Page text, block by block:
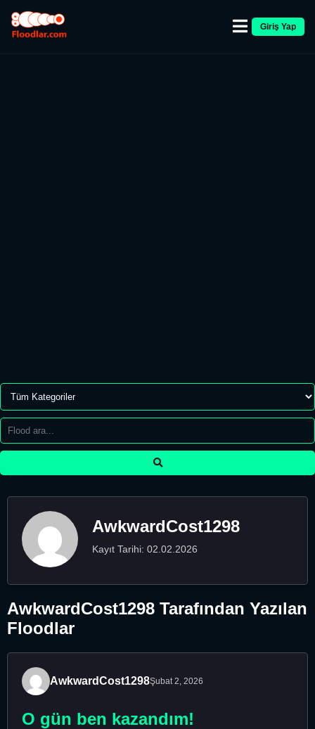
Giriş Yap
AwkwardCost1298
Kayıt Tarihi: 02.02.2026
AwkwardCost1298 Tarafından Yazılan
Floodlar
AwkwardCost1298Şubat 2, 2026
O gün ben kazandım!